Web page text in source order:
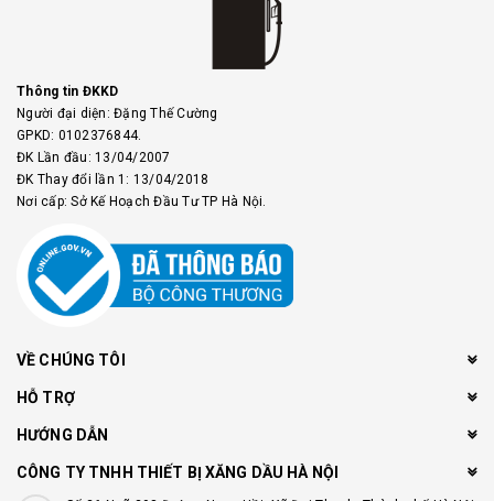
Thông tin ĐKKD
Người đại diện: Đặng Thế Cường
GPKD: 0102376844.
ĐK Lần đầu: 13/04/2007
ĐK Thay đổi lần 1: 13/04/2018
Nơi cấp: Sở Kế Hoạch Đầu Tư TP Hà Nội.
VỀ CHÚNG TÔI
HỖ TRỢ
HƯỚNG DẪN
CÔNG TY TNHH THIẾT BỊ XĂNG DẦU HÀ NỘI